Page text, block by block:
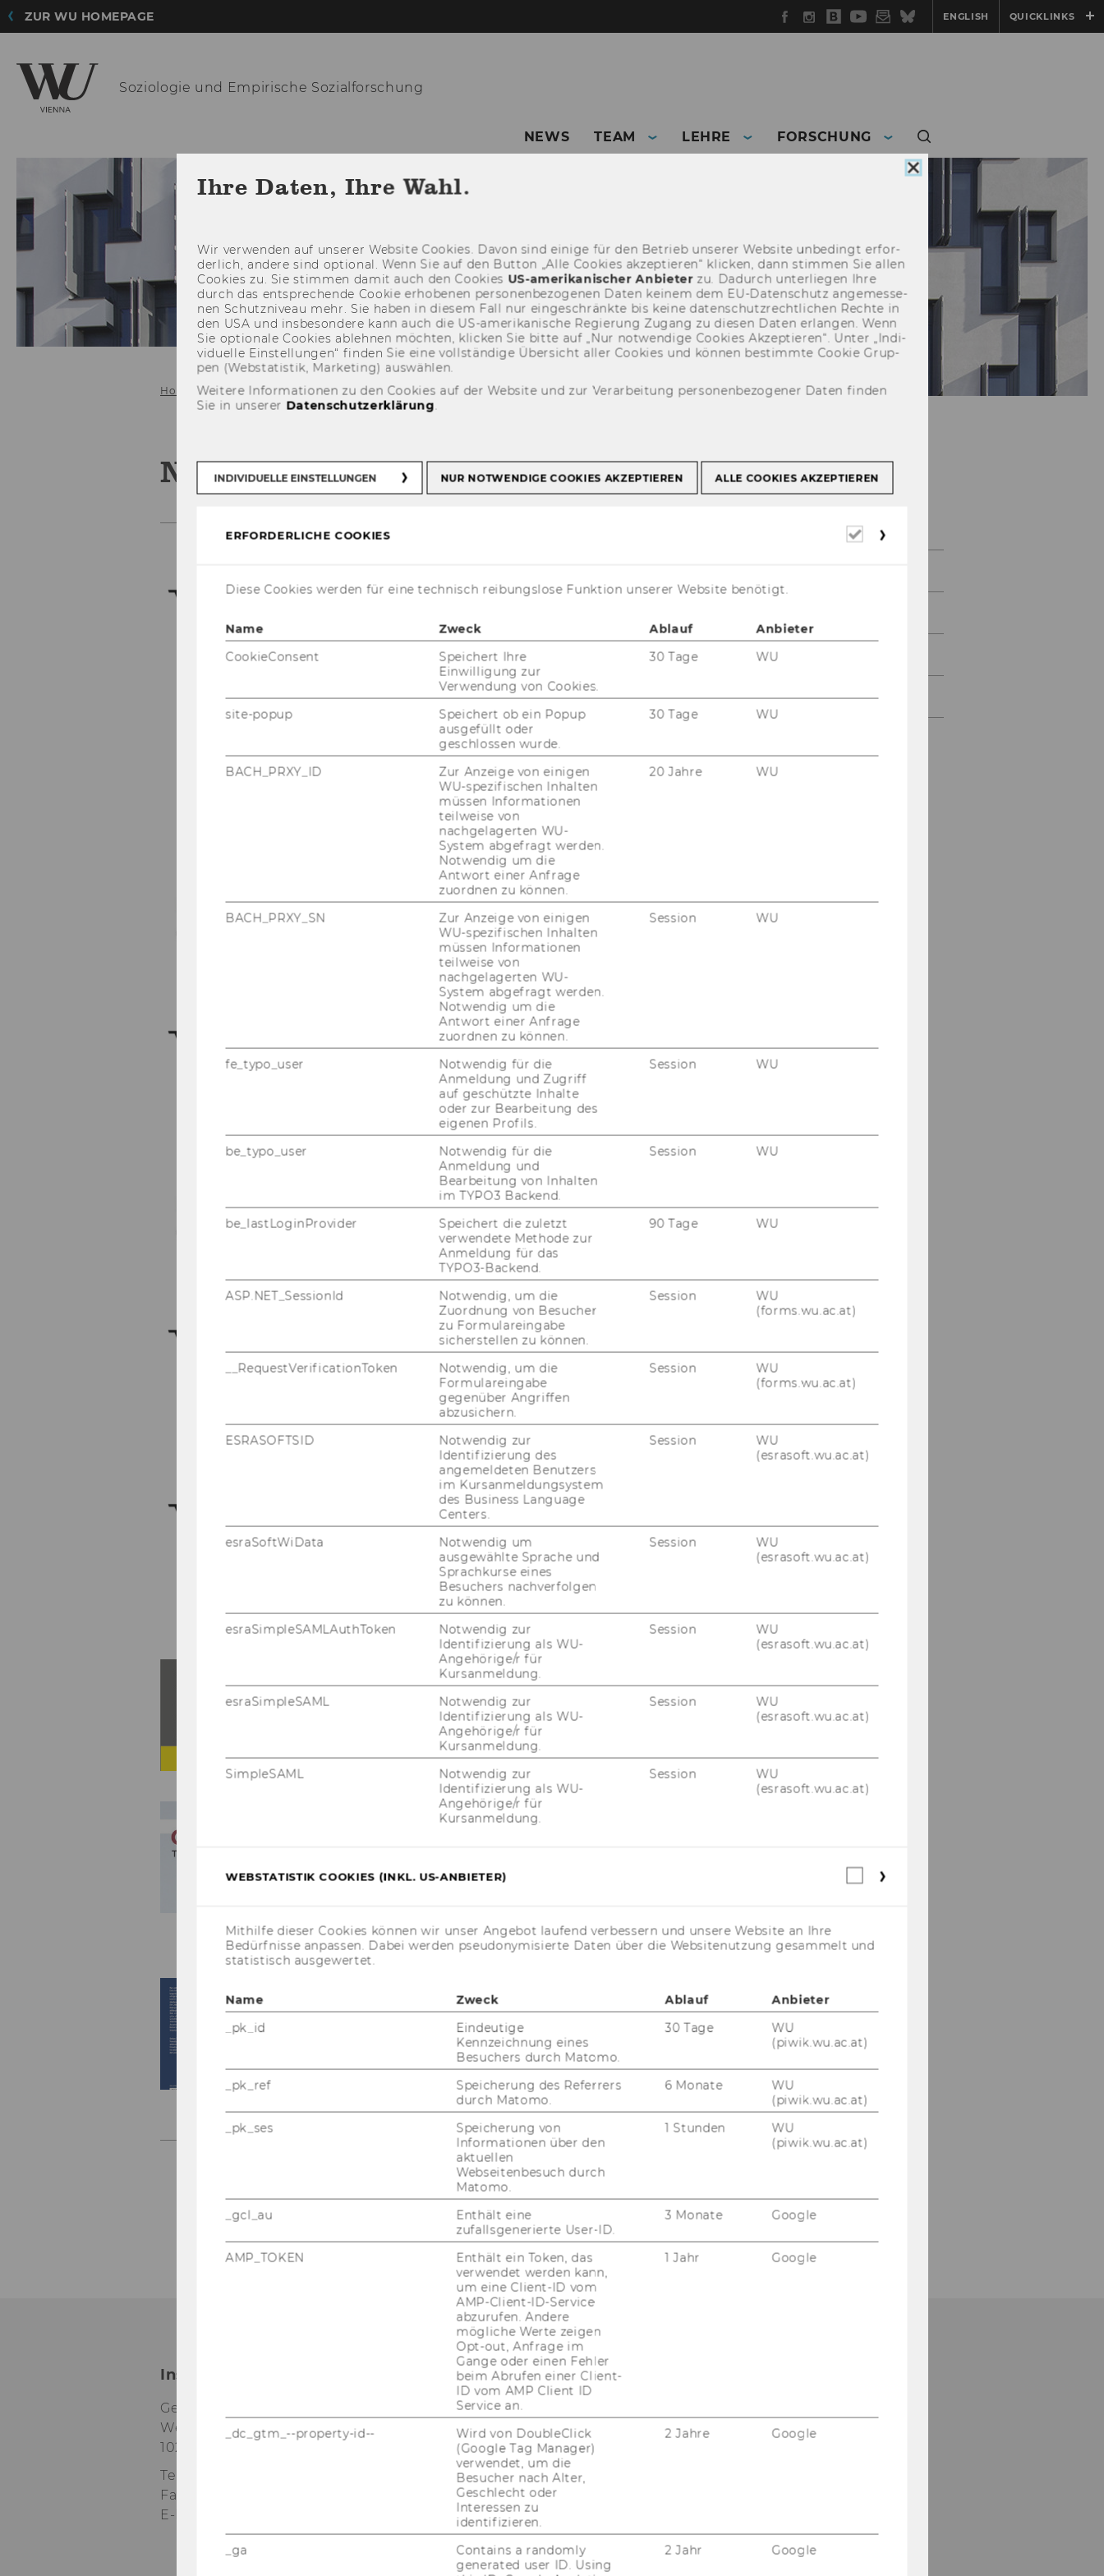
ZUR WU HOMEPAGE Facebook
Instagram
WU
Blog
YouTube
Newsletter
BlueskyENGLISH QUICKLINKS
Soziologie und Empirische Sozialforschung
NEWS TEAM LEHRE FORSCHUNG
Home News Archiv
News Archiv
Neue Publikation
Georg Ka­nit­sar: The same so­cial ele­va­tor?
In­ter­ge­nera­tio­nal class mo­bi­li­ty of second-​
generation im­mi­grants across Eu­ro­pe
06. Dezember 2023
Economic Sociology in Europe
Edi­ted By An­drea Mau­rer, Se­bas­ti­an Nes­sel,
Al­ber­to Veira-​Ramos
30. November 2023
Buchpräsentationen
Sa­bi­ne Hark und Jo­han­na Hof­bau­er „Die
un­glei­che Uni­ver­si­tät. Di­ver­si­tät, Ex­zel­lenz
und Anti-​Diskriminierung“ (Pas­sa­gen Ver­
06. November 2023
Invitation
To the lec­tu­re To­wards a prag­ma­tist theo­ry
of in­fla­ti­on by Mar­cin Sera­fin
02. November 2023
Neuerscheinung
Sa­bi­ne Hark und Jo­han­na Hof­bau­er „Die
un­glei­che Uni­ver­si­tät. Di­ver­si­tät, Ex­zel­lenz
und Anti-​Diskriminierung“ (Pas­sa­gen Ver­
01. August 2023
New Publication on Trust and Ethnic
Discrimination
In a new ar­ti­cle in the Eu­ropean So­cio­lo­gi­
cal Re­view, Georg Ka­nit­sar ex­ami­nes trust
and eth­nic discri­mi­na­ti­on using a na­tu­ral
field ex­pe­ri­ment.
Living Alone in the City?
In their new study, Nina-​Sophie Fritsch,
Bern­hard Rie­de­rer, and Lena See­wann ana­
ly­se six do­mains of sub­jec­ti­ve well-​being
among dif­fe­rent groups of sin­gle house­
holds in Vi­en­na. They de­mons­tra­te that…
Neuerscheinung
Ka­tha­ri­na Miko-​Schefzig: For­schen mit Vi­
Per­spek­ti­ven auf Wett­be­werbs­ge­sell­schaf­
Wien
Entscheidungen: umsetzen
Ste­fan Tit­scher
1
8
2
8
Seite
3
von
8
...
Soziologie und
Empirische
Lehre
Forschung
Institut für Soziologie und Empirische Sozialforschung
Gebäude D4, 3. Stock
Welthandelsplatz 1
1020
Tel:
Fax
E-Mail:
Cookie
schließen
Ihre Daten, Ihre Wahl.
Wir ver­wen­den auf un­se­rer Web­site Coo­kies. Davon sind ei­ni­ge für den Be­trieb un­se­rer Web­site un­be­dingt er­for­
der­lich, an­de­re sind op­tio­nal. Wenn Sie auf den But­ton „Alle Coo­kies ak­zep­tie­ren“ kli­cken, dann stim­men Sie allen
Coo­kies zu. Sie stim­men damit auch den Coo­kies US-​amerikanischer An­bie­terzu. Da­durch un­ter­lie­gen Ihre
durch das ent­spre­chen­de Coo­kie er­ho­be­nen per­so­nen­be­zo­ge­nen Daten kei­nem dem EU-​Datenschutz an­ge­mes­se­
nen Schutz­ni­veau mehr. Sie haben in die­sem Fall nur ein­ge­schränk­te bis keine da­ten­schutz­recht­li­chen Rech­te in
den USA und ins­be­son­de­re kann auch die US-​amerikanische Re­gie­rung Zu­gang zu die­sen Daten er­lan­gen. Wenn
Sie op­tio­na­le Coo­kies ab­leh­nen möch­ten, kli­cken Sie bitte auf „Nur not­wen­di­ge Coo­kies Ak­zep­tie­ren“. Unter „In­di­
vi­du­el­le Ein­stel­lun­gen“ fin­den Sie eine voll­stän­di­ge Über­sicht aller Coo­kies und kön­nen be­stimm­te Coo­kie Grup­
pen (Web­sta­tis­tik, Mar­ke­ting) aus­wäh­len.
Weitere Informationen zu den Cookies auf der Website und zur Verarbeitung personenbezogener Daten finden
Sie in unserer Datenschutzerklärung.
INDIVIDUELLE EINSTELLUNGEN NUR NOTWENDIGE COOKIES AKZEPTIEREN ALLE COOKIES AKZEPTIEREN
ERFORDERLICHE COOKIES
Erforderliche
Diese Cookies werden für eine technisch reibungslose Funktion unserer Website benötigt.
Name Zweck Ablauf
Anbieter
CookieConsent
Speichert Ihre
Einwilligung zur
Verwendung von Cookies.
30 Tage WU
site-popup
Speichert ob ein Popup
ausgefüllt oder
geschlossen wurde.
30 Tage WU
BACH_PRXY_ID
Zur Anzeige von einigen
WU-spezifischen Inhalten
müssen Informationen
teilweise von
nachgelagerten WU-
System abgefragt werden.
Notwendig um die
Antwort einer Anfrage
zuordnen zu können.
20 Jahre WU
BACH_PRXY_SN
Zur Anzeige von einigen
WU-spezifischen Inhalten
müssen Informationen
teilweise von
nachgelagerten WU-
System abgefragt werden.
Notwendig um die
Antwort einer Anfrage
zuordnen zu können.
Session WU
fe_typo_user
Notwendig für die
Anmeldung und Zugriff
auf geschützte Inhalte
oder zur Bearbeitung des
eigenen Profils.
Session WU
be_typo_user
Notwendig für die
Anmeldung und
Bearbeitung von Inhalten
im TYPO3 Backend.
Session WU
be_lastLoginProvider
Speichert die zuletzt
verwendete Methode zur
Anmeldung für das
TYPO3-Backend.
90 Tage WU
ASP.NET_SessionId
Notwendig, um die
Zuordnung von Besucher
zu Formulareingabe
sicherstellen zu können.
Session
WU
(forms.wu.ac.at)
__RequestVerificationToken
Notwendig, um die
Formulareingabe
gegenüber Angriffen
abzusichern.
Session
WU
(forms.wu.ac.at)
ESRASOFTSID
Notwendig zur
Identifizierung des
angemeldeten Benutzers
im Kursanmeldungsystem
des Business Language
Centers.
Session
WU
(esrasoft.wu.ac.at)
esraSoftWiData
Notwendig um
ausgewählte Sprache und
Sprachkurse eines
Besuchers nachverfolgen
zu können.
Session
WU
(esrasoft.wu.ac.at)
esraSimpleSAMLAuthToken
Notwendig zur
Identifizierung als WU-
Angehörige/r für
Kursanmeldung.
Session
WU
(esrasoft.wu.ac.at)
esraSimpleSAML
Notwendig zur
Identifizierung als WU-
Angehörige/r für
Kursanmeldung.
Session
WU
(esrasoft.wu.ac.at)
SimpleSAML
Notwendig zur
Identifizierung als WU-
Angehörige/r für
Kursanmeldung.
Session
WU
(esrasoft.wu.ac.at)
WEBSTATISTIK COOKIES (INKL. US-ANBIETER)
Webstatistik
Mithilfe dieser Cookies können wir unser Angebot laufend verbessern und unsere Website an Ihre
Bedürfnisse anpassen. Dabei werden pseudonymisierte Daten über die Websitenutzung gesammelt und
statistisch ausgewertet.
Name Zweck Ablauf
Anbieter
_pk_id
Eindeutige
Kennzeichnung eines
Besuchers durch Matomo.
30 Tage
WU
(piwik.wu.ac.at)
_pk_ref
Speicherung des Referrers
durch Matomo.
6 Monate
WU
(piwik.wu.ac.at)
_pk_ses
Speicherung von
Informationen über den
aktuellen
Webseitenbesuch durch
Matomo.
1 Stunden
WU
(piwik.wu.ac.at)
_gcl_au
Enthält eine
zufallsgenerierte User-ID.
3 Monate Google
AMP_TOKEN
Enthält ein Token, das
verwendet werden kann,
um eine Client-ID vom
AMP-Client-ID-Service
abzurufen. Andere
mögliche Werte zeigen
Opt-out, Anfrage im
Gange oder einen Fehler
beim Abrufen einer Client-
ID vom AMP Client ID
Service an.
1 Jahr Google
_dc_gtm_--property-id--
Wird von DoubleClick
(Google Tag Manager)
verwendet, um die
Besucher nach Alter,
Geschlecht oder
Interessen zu
identifizieren.
2 Jahre Google
_ga
Contains a randomly
generated user ID. Using
2 Jahr Google